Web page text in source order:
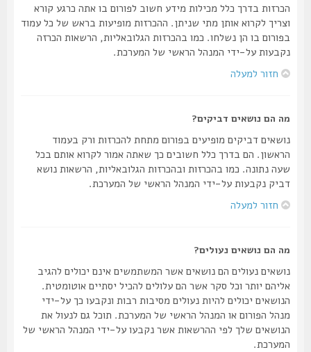
הכרזות בדרך כלל מכילות מידע חשוב לפורום בו אתה כרגע קורא
וצריך לקרוא אותן מתי שניתן. ההכרזות מופיעות בראש של כל עמוד
בפורום בו הן נשלחו. כמו בהכרזות הגלובאליות, הרשאות הכרזה
נקבעות על-ידי המנהל הראשי של המערכת.
חזור למעלה
מה הם נושאים דביקים?
נושאים דביקים מופיעים בפורום מתחת להכרזות ורק בעמוד
הראשון. הם בדרך כלל חשובים כך שאתה אמור לקרוא אותם בכל
שעה נתונה. כמו בהכרזות ובהכרזות הגלובאליות, הרשאות נושא
דביק נקבעות על-ידי המנהל הראשי של המערכת.
חזור למעלה
מה הם נושאים נעולים?
נושאים נעולים הם נושאים אשר המשתמשים אינם יכולים להגיב
אליהם יותר וכל סקר אשר הם עלולים להכיל יסתיים אוטומטית.
הנושאים יכולים להיות נעולים מסיבות רבות ונקבעו כך על-ידי
מנהל הפורום או המנהל הראשי של המערכת. תוכל גם לנעול את
הנושאים שלך לפי ההרשאות אשר נקבעו על-ידי המנהל הראשי של
המערכת.